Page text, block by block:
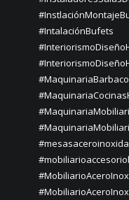
#IntalaciónBufets